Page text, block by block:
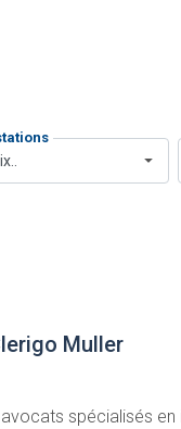
Muller
spécialisés en